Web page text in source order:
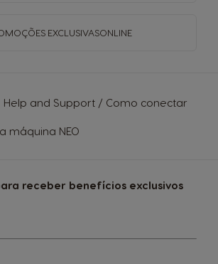
EXCLUSIVASONLINE
Help and Support / Como conectar
máquina NEO
receber benefícios exclusivos